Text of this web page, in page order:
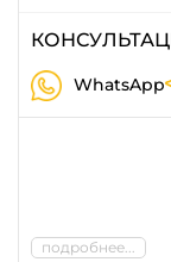
WhatsApp
подробнее...